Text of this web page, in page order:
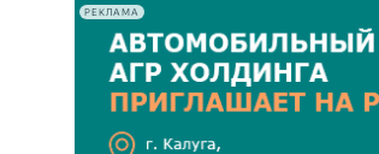
РЕКЛАМА